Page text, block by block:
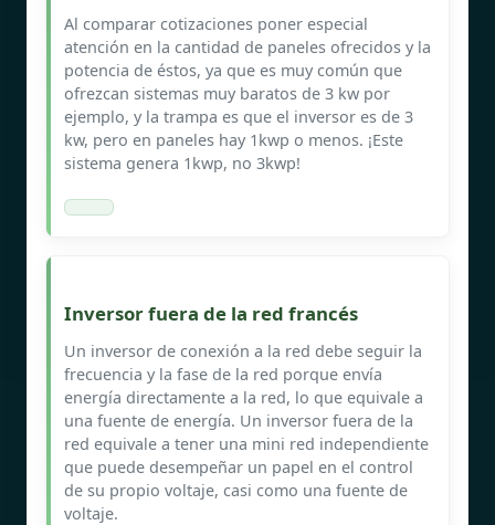
Al comparar cotizaciones poner especial
atención en la cantidad de paneles ofrecidos y la
potencia de éstos, ya que es muy común que
ofrezcan sistemas muy baratos de 3 kw por
ejemplo, y la trampa es que el inversor es de 3
kw, pero en paneles hay 1kwp o menos. ¡Este
sistema genera 1kwp, no 3kwp!
Inversor fuera de la red francés
Un inversor de conexión a la red debe seguir la
frecuencia y la fase de la red porque envía
energía directamente a la red, lo que equivale a
una fuente de energía. Un inversor fuera de la
red equivale a tener una mini red independiente
que puede desempeñar un papel en el control
de su propio voltaje, casi como una fuente de
voltaje.